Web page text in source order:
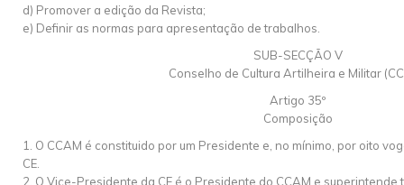
d) Promover a edição da Revista;
e) Definir as normas para apresentação de trabalhos.
SUB-SECÇÃO V
Conselho de Cultura Artilheira e Militar
Artigo 35º
Composição
1. O CCAM é constituido por um Presidente e, no mínimo, por oito
CE.
2. O Vice-Presidente da CE é o Presidente do CCAM e